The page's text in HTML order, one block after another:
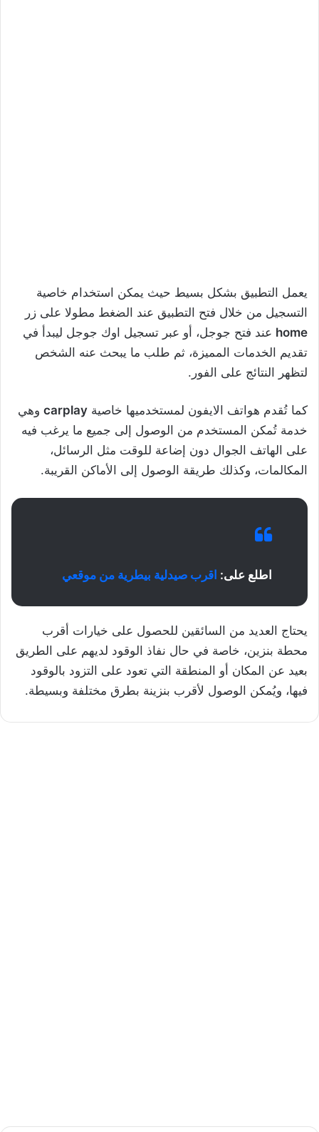
يعمل التطبيق بشكل بسيط حيث يمكن استخدام خاصية
التسجيل من خلال فتح التطبيق عند الضغط مطولا على زر
home عند فتح جوجل، أو عبر تسجيل اوك جوجل ليبدأ في
تقديم الخدمات المميزة، ثم طلب ما يبحث عنه الشخص
لتظهر النتائج على الفور.
كما تُقدم هواتف الايفون لمستخدميها خاصية carplay وهي
خدمة تُمكن المستخدم من الوصول إلى جميع ما يرغب فيه
على الهاتف الجوال دون إضاعة للوقت مثل الرسائل،
المكالمات، وكذلك طريقة الوصول إلى الأماكن القريبة.
اطلع على: اقرب صيدلية بيطرية من موقعي
يحتاج العديد من السائقين للحصول على خيارات أقرب
محطة بنزين، خاصة في حال نفاذ الوقود لديهم على الطريق
بعيد عن المكان أو المنطقة التي تعود على التزود بالوقود
فيها، ويُمكن الوصول لأقرب بنزينة بطرق مختلفة وبسيطة.